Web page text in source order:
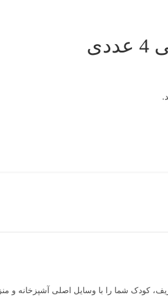
ذوق زده خواهد کرد. ست آشپزخانه بامبی 4 عددی با طرح جذاب و طراحی ظریف، کودک شما را با وسایل